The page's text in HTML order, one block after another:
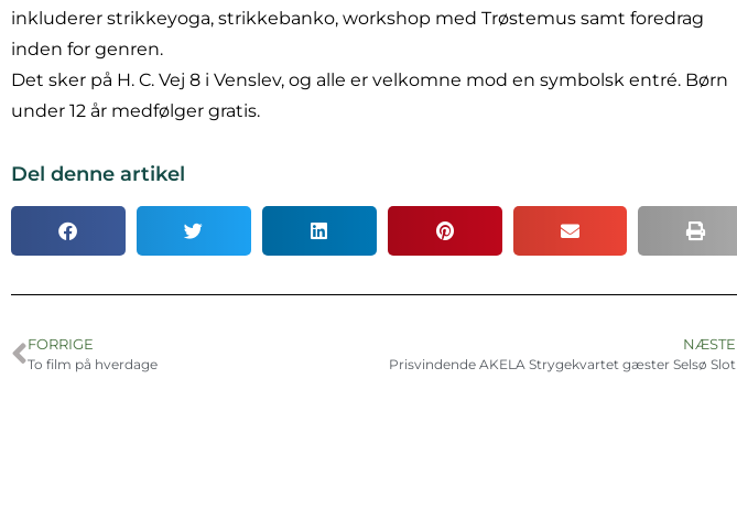
inkluderer strikkeyoga, strikkebanko, workshop med Trøstemus samt foredrag
inden for genren.
Det sker på H. C. Vej 8 i Venslev, og alle er velkomne mod en symbolsk entré. Børn
under 12 år medfølger gratis.
Del denne artikel
FORRIGE
To film på hverdage
NÆSTE
Prisvindende AKELA Strygekvartet gæster Selsø Slot